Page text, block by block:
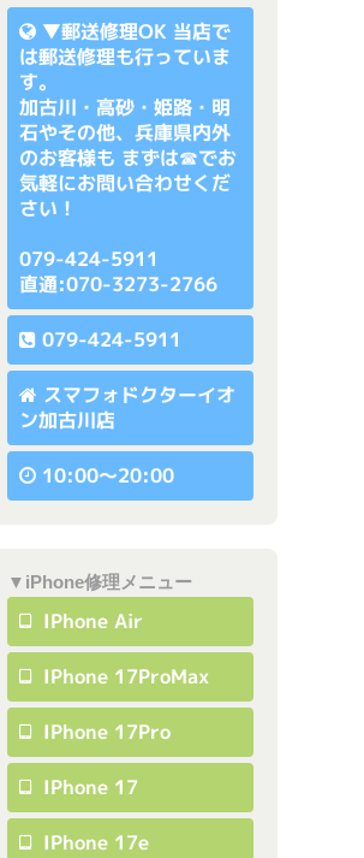
▼郵送修理OK 当店で
は郵送修理も行っていま
す。
加古川・高砂・姫路・明
石やその他、兵庫県内外
のお客様も まずは☎でお
気軽にお問い合わせくだ
さい！
079-424-5911
直通:070-3273-2766
079-424-5911
スマフォドクターイオ
ン加古川店
10:00〜20:00
▼iPhone修理メニュー
IPhone Air
IPhone 17ProMax
IPhone 17Pro
IPhone 17
IPhone 17e